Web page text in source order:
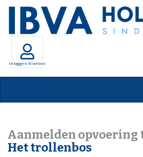
Inloggen Klanten
Aanmelden opvoering
Het trollenbos